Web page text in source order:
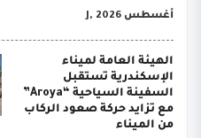
أغسطس J, 2026
الهيئة العامة لميناء
الإسكندرية تستقبل
السفينة السياحية “Aroya”
مع تزايد حركة صعود الركاب
من الميناء